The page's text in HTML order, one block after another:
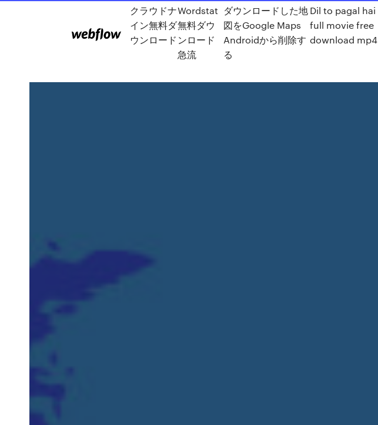
クラウドナ
イン無料ダ
ウンロード
Wordstat
無料ダウ
ンロード
急流
ダウンロードした地
図をGoogle Maps
Androidから削除す
る
Dil to pagal hai
full movie free
download mp4